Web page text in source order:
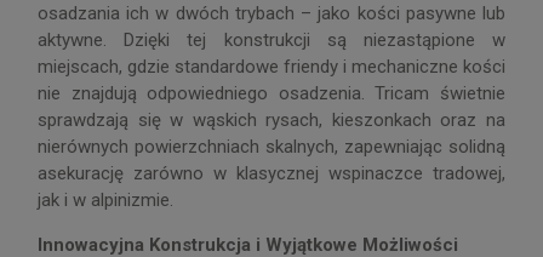
osadzania ich w dwóch trybach – jako kości pasywne lub
aktywne. Dzięki tej konstrukcji są niezastąpione w
miejscach, gdzie standardowe friendy i mechaniczne kości
nie znajdują odpowiedniego osadzenia. Tricam świetnie
sprawdzają się w wąskich rysach, kieszonkach oraz na
nierównych powierzchniach skalnych, zapewniając solidną
asekurację zarówno w klasycznej wspinaczce tradowej,
jak i w alpinizmie.
Innowacyjna Konstrukcja i Wyjątkowe Możliwości